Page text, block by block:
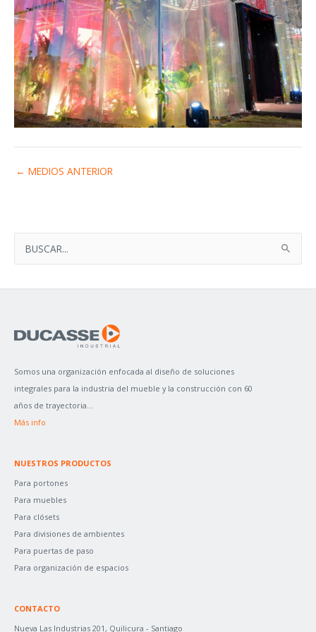
S
O
R
:
← MEDIOS ANTERIOR
Somos una organización enfocada al diseño de soluciones
integrales para la industria del mueble y la construcción con 60
años de trayectoria...
Más info
NUESTROS PRODUCTOS
Para portones
Para muebles
Para clósets
Para divisiones de ambientes
Para puertas de paso
Para organización de espacios
CONTACTO
Nueva Las Industrias 201, Quilicura - Santiago